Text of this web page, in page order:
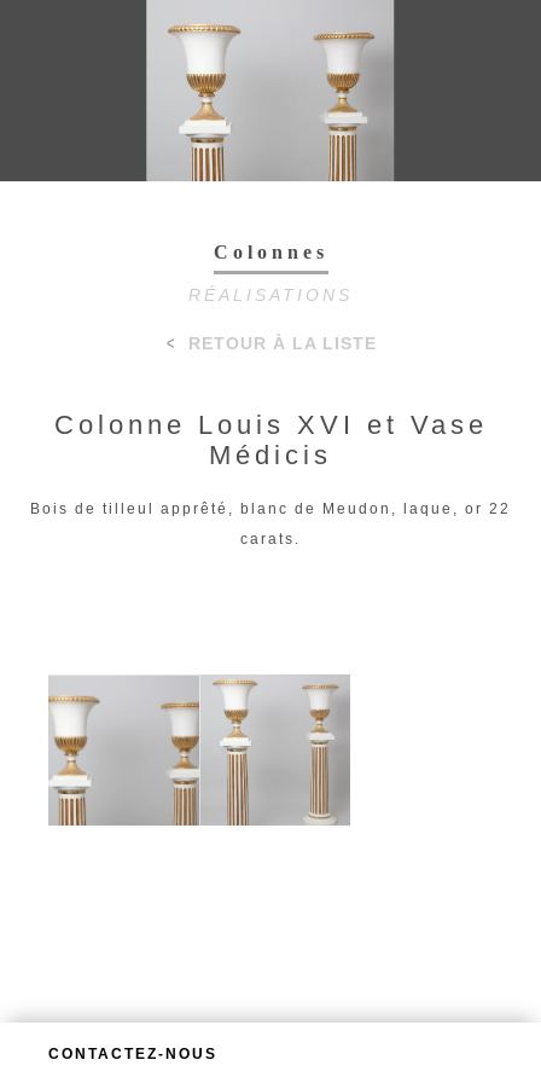
Colonnes
RÉALISATIONS
RETOUR À LA LISTE
Colonne Louis XVI et Vase
Médicis
Bois de tilleul apprêté, blanc de Meudon, laque, or 22
carats.
CONTACTEZ-NOUS